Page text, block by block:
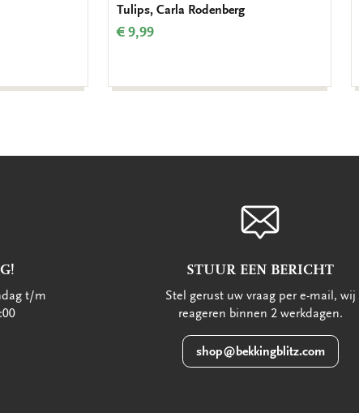
Tulips, Carla Rodenberg
€ 9,99
t/m
STUUR EEN BERICHT
Stel gerust uw vraag per e-mail, wij
reageren binnen 2 werkdagen.
shop@bekkingblitz.com